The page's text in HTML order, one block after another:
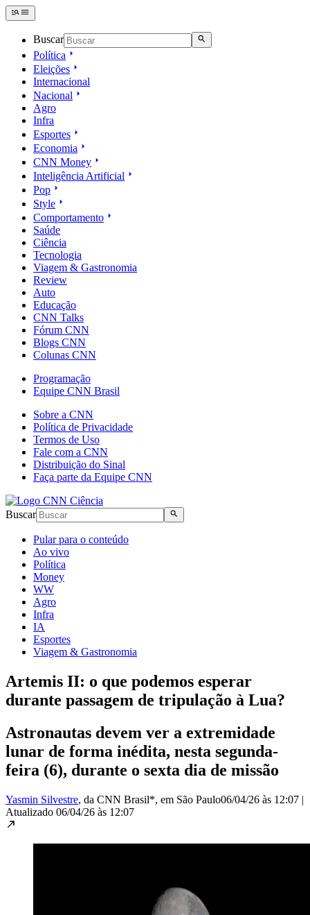
Buscar
Política
Eleições
Internacional
Nacional
Agro
Infra
Esportes
Economia
CNN Money
Inteligência Artificial
Pop
Style
Comportamento
Saúde
Ciência
Tecnologia
Viagem & Gastronomia
Review
Auto
Educação
CNN Talks
Fórum CNN
Blogs CNN
Colunas CNN
Programação
Equipe CNN Brasil
Sobre a CNN
Política de Privacidade
Termos de Uso
Fale com a CNN
Distribuição do Sinal
Faça parte da Equipe CNN
Buscar
Pular para o conteúdo
Ao vivo
Política
Money
WW
Agro
Infra
IA
Esportes
Viagem & Gastronomia
Artemis II: o que podemos esperar
durante passagem de tripulação à Lua?
Astronautas devem ver a extremidade
lunar de forma inédita, nesta segunda-
feira (6), durante o sexta dia de missão
Yasmin Silvestre, da CNN Brasil*, em São Paulo06/04/26 às 12:07 |
Atualizado 06/04/26 às 12:07